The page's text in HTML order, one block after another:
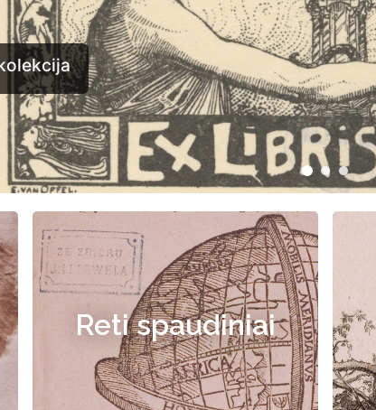
Reti spaudiniai